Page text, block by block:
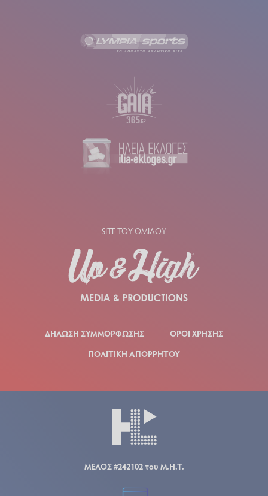
SITE ΤΟΥ ΟΜΙΛΟΥ
ΔΗΛΩΣΗ ΣΥΜΜΟΡΦΩΣΗΣ
ΟΡΟΙ ΧΡΗΣΗΣ
ΠΟΛΙΤΙΚΗ ΑΠΟΡΡΗΤΟΥ
ΜΕΛΟΣ #242102 του Μ.Η.Τ.